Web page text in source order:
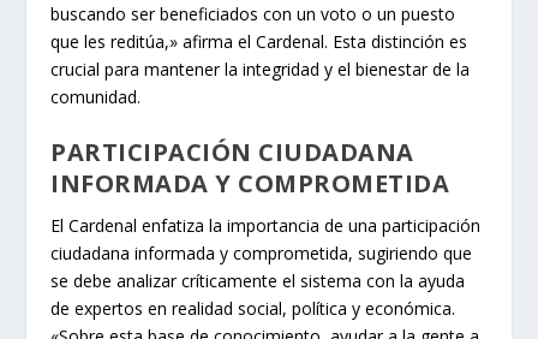
buscando ser beneficiados con un voto o un puesto
que les reditúa,» afirma el Cardenal. Esta distinción es
crucial para mantener la integridad y el bienestar de la
comunidad.
PARTICIPACIÓN CIUDADANA
INFORMADA Y COMPROMETIDA
El Cardenal enfatiza la importancia de una participación
ciudadana informada y comprometida, sugiriendo que
se debe analizar críticamente el sistema con la ayuda
de expertos en realidad social, política y económica.